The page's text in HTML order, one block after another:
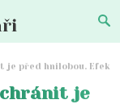
před hnilobou.
je